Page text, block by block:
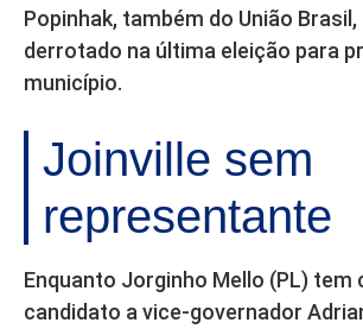
Popinhak, também do União
derrotado na última eleição para
município.
Joinville sem
representante
Enquanto Jorginho Mello (PL) tem
candidato a vice-governador